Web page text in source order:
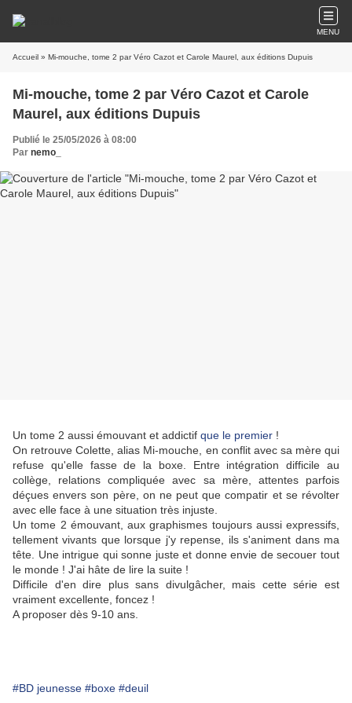
MENU
Accueil » Mi-mouche, tome 2 par Véro Cazot et Carole Maurel, aux éditions Dupuis
Mi-mouche, tome 2 par Véro Cazot et Carole
Maurel, aux éditions Dupuis
Publié le 25/05/2026 à 08:00
Par nemo_
Un tome 2 aussi émouvant et addictif que le premier !
On retrouve Colette, alias Mi-mouche, en conflit avec sa mère qui
refuse qu'elle fasse de la boxe. Entre intégration difficile au
collège, relations compliquée avec sa mère, attentes parfois
déçues envers son père, on ne peut que compatir et se révolter
avec elle face à une situation très injuste.
Un tome 2 émouvant, aux graphismes toujours aussi expressifs,
tellement vivants que lorsque j'y repense, ils s'animent dans ma
tête. Une intrigue qui sonne juste et donne envie de secouer tout
le monde ! J'ai hâte de lire la suite !
Difficile d'en dire plus sans divulgâcher, mais cette série est
vraiment excellente, foncez !
A proposer dès 9-10 ans.
#BD jeunesse #boxe #deuil